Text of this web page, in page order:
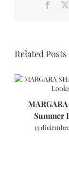
Related Posts
Summer
15